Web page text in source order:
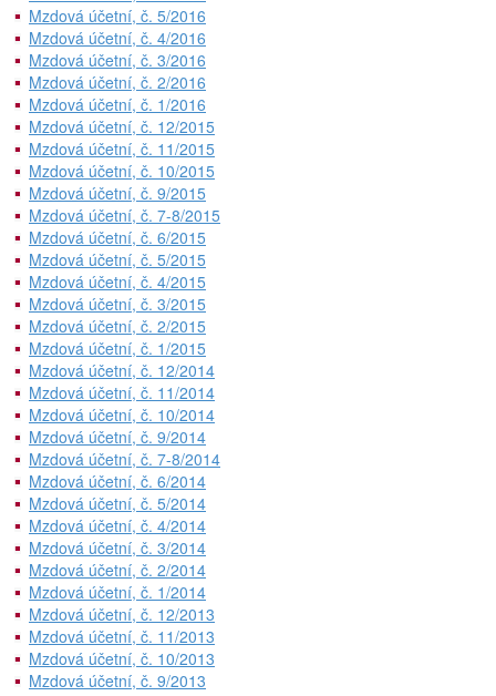
Mzdová účetní, č. 5/2016
Mzdová účetní, č. 4/2016
Mzdová účetní, č. 3/2016
Mzdová účetní, č. 2/2016
Mzdová účetní, č. 1/2016
Mzdová účetní, č. 12/2015
Mzdová účetní, č. 11/2015
Mzdová účetní, č. 10/2015
Mzdová účetní, č. 9/2015
Mzdová účetní, č. 7-8/2015
Mzdová účetní, č. 6/2015
Mzdová účetní, č. 5/2015
Mzdová účetní, č. 4/2015
Mzdová účetní, č. 3/2015
Mzdová účetní, č. 2/2015
Mzdová účetní, č. 1/2015
Mzdová účetní, č. 12/2014
Mzdová účetní, č. 11/2014
Mzdová účetní, č. 10/2014
Mzdová účetní, č. 9/2014
Mzdová účetní, č. 7-8/2014
Mzdová účetní, č. 6/2014
Mzdová účetní, č. 5/2014
Mzdová účetní, č. 4/2014
Mzdová účetní, č. 3/2014
Mzdová účetní, č. 2/2014
Mzdová účetní, č. 1/2014
Mzdová účetní, č. 12/2013
Mzdová účetní, č. 11/2013
Mzdová účetní, č. 10/2013
Mzdová účetní, č. 9/2013